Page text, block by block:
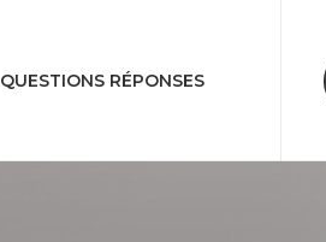
QUESTIONS RÉPONSES